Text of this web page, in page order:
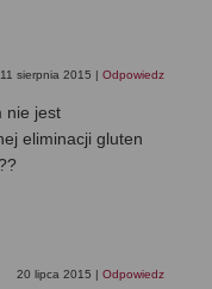
11 sierpnia 2015 | Odpowiedz
nie jest
eliminacji gluten
20 lipca 2015 | Odpowiedz